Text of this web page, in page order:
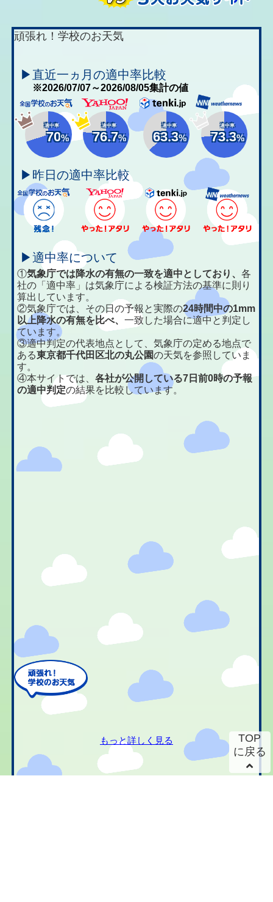
頑張れ！学校のお天気
▶直近一ヵ月の適中率比較
※2026/07/07～2026/08/05集計の値
適中率
70%
適中率
76.7%
適中率
63.3%
適中率
73.3%
▶昨日の適中率比較
▶適中率について
①気象庁では降水の有無の一致を適中としており、各
社の「適中率」は気象庁による検証方法の基準に則り
算出しています。
②気象庁では、その日の予報と実際の24時間中の1mm
以上降水の有無を比べ、一致した場合に適中と判定し
ています。
③適中判定の代表地点として、気象庁の定める地点で
ある東京都千代田区北の丸公園の天気を参照していま
す。
④本サイトでは、各社が公開している7日前0時の予報
の適中判定の結果を比較しています。
もっと詳しく見る
TOP
に戻る